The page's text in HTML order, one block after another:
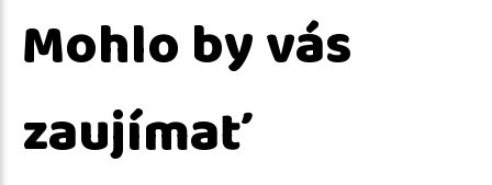
Mohlo by vás
zaujímať